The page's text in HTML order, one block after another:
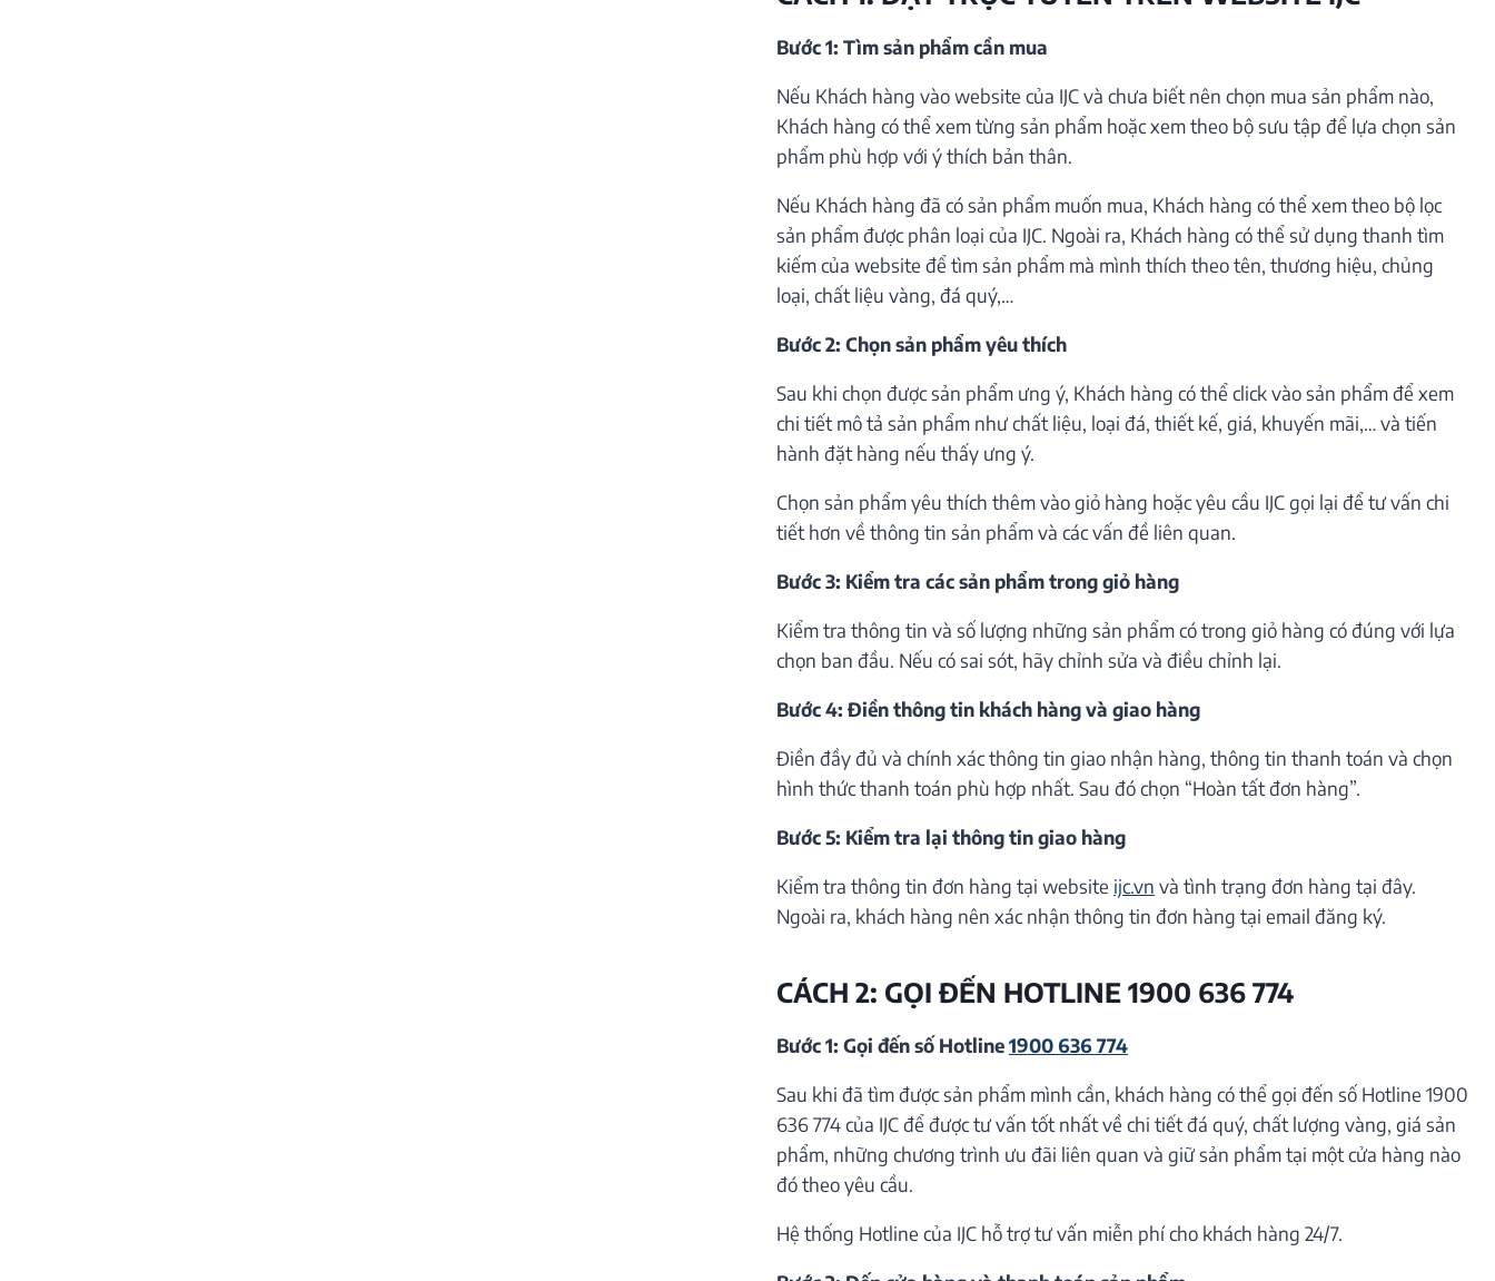
Bước 1: Tìm sản phẩm cần mua
Nếu Khách hàng vào website của IJC và chưa biết nên chọn mua sản phẩm nào,
Khách hàng có thể xem từng sản phẩm hoặc xem theo bộ sưu tập để lựa chọn sản
phẩm phù hợp với ý thích bản thân.
Nếu Khách hàng đã có sản phẩm muốn mua, Khách hàng có thể xem theo bộ lọc
sản phẩm được phân loại của IJC. Ngoài ra, Khách hàng có thể sử dụng thanh tìm
kiếm của website để tìm sản phẩm mà mình thích theo tên, thương hiệu, chủng
loại, chất liệu vàng, đá quý,…
Bước 2: Chọn sản phẩm yêu thích
Sau khi chọn được sản phẩm ưng ý, Khách hàng có thể click vào sản phẩm để xem
chi tiết mô tả sản phẩm như chất liệu, loại đá, thiết kế, giá, khuyến mãi,… và tiến
hành đặt hàng nếu thấy ưng ý.
Chọn sản phẩm yêu thích thêm vào giỏ hàng hoặc yêu cầu IJC gọi lại để tư vấn chi
tiết hơn về thông tin sản phẩm và các vấn đề liên quan.
Bước 3: Kiểm tra các sản phẩm trong giỏ hàng
Kiểm tra thông tin và số lượng những sản phẩm có trong giỏ hàng có đúng với lựa
chọn ban đầu. Nếu có sai sót, hãy chỉnh sửa và điều chỉnh lại.
Bước 4: Điền thông tin khách hàng và giao hàng
Điền đầy đủ và chính xác thông tin giao nhận hàng, thông tin thanh toán và chọn
hình thức thanh toán phù hợp nhất. Sau đó chọn “Hoàn tất đơn hàng”.
Bước 5: Kiểm tra lại thông tin giao hàng
Kiểm tra thông tin đơn hàng tại website ijc.vn và tình trạng đơn hàng tại đây.
Ngoài ra, khách hàng nên xác nhận thông tin đơn hàng tại email đăng ký.
CÁCH 2: GỌI ĐẾN HOTLINE 1900 636 774
Bước 1: Gọi đến số Hotline1900 636 774
Sau khi đã tìm được sản phẩm mình cần, khách hàng có thể gọi đến số Hotline 1900
636 774 của IJC để được tư vấn tốt nhất về chi tiết đá quý, chất lượng vàng, giá sản
phẩm, những chương trình ưu đãi liên quan và giữ sản phẩm tại một cửa hàng nào
đó theo yêu cầu.
Hệ thống Hotline của IJC hỗ trợ tư vấn miễn phí cho khách hàng 24/7.